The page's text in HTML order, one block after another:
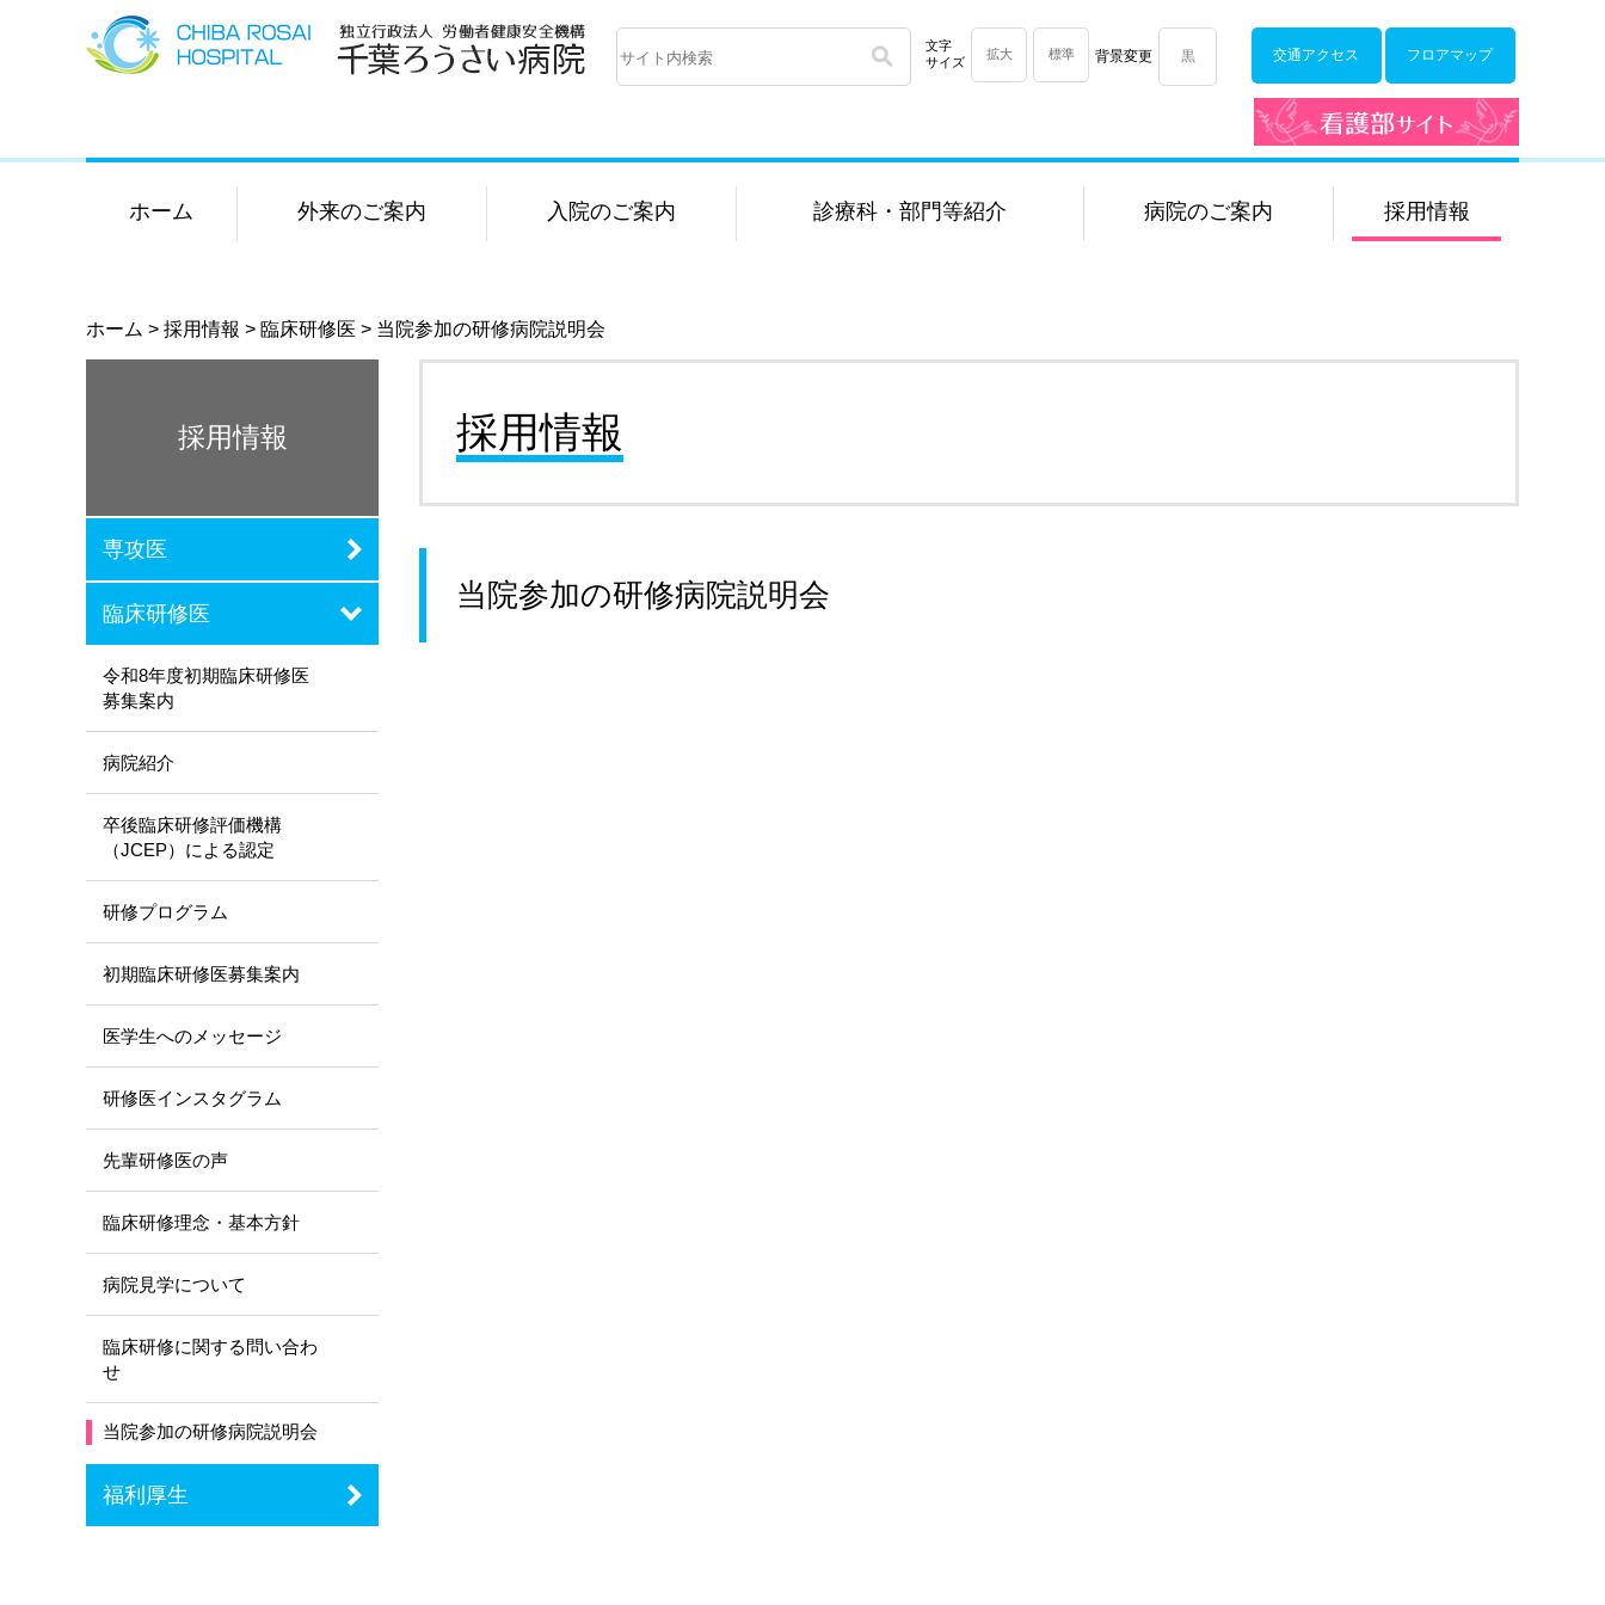
文字
サイズ
拡大 標準 背景変更 黒 交通アクセス フロアマップ
ホーム 外来のご案内 入院のご案内 診療科・部門等紹介 病院のご案内 採用情報
ホーム > 採用情報 > 臨床研修医 > 当院参加の研修病院説明会
採用情報
専攻医
臨床研修医
令和8年度初期臨床研修医
募集案内
病院紹介
卒後臨床研修評価機構
（JCEP）による認定
研修プログラム
初期臨床研修医募集案内
医学生へのメッセージ
研修医インスタグラム
先輩研修医の声
臨床研修理念・基本方針
病院見学について
臨床研修に関する問い合わ
せ
当院参加の研修病院説明会
福利厚生
採用情報
当院参加の研修病院説明会